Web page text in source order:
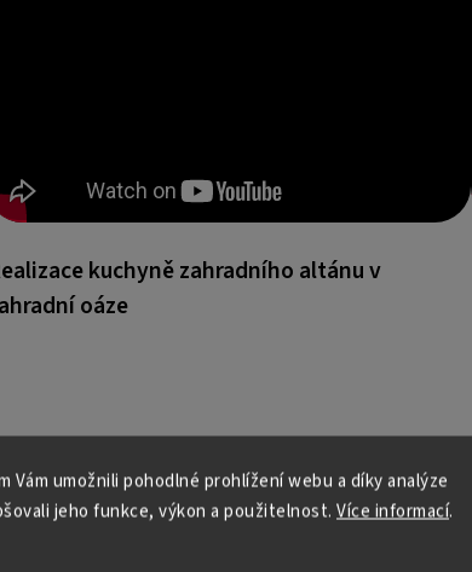
Vám umožnili pohodlné prohlížení webu a díky analýze
jeho funkce, výkon a použitelnost. Více informací.
kuchyně zahradního altánu v
oáze